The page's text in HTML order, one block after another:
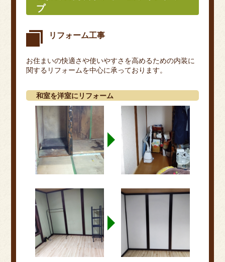
プ
リフォーム工事
お住まいの快適さや使いやすさを高めるための内装に
関するリフォームを中心に承っております。
和室を洋室にリフォーム